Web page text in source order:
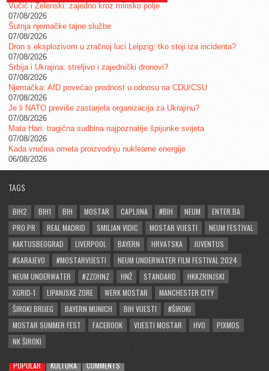
Vučić i Zelenski: zajedno kroz minsko polje
07/08/2026
Šutnja njemačke tajne službe
07/08/2026
Dron s eksplozivom u zračnoj luci Leipzig: tko stoji iza incidenta?
07/08/2026
Srbija i Ukrajina: streljivo i zajednički dronovi?
07/08/2026
Njemačka: AfD povećao prednost u odnosu na CDU/CSU
07/08/2026
Je li NATO previše zastarjela organizacija za Ukrajinu?
07/08/2026
Mata Hari: tragična sudbina najpoznatije špijunke svijeta
07/08/2026
Kada vrućina ometa proizvodnju nuklearne energije
06/08/2026
TAGS
BIH2 BIH1 BIH MOSTAR CAPLJINA #BIH NEUM
ENTER.BA
PRO.PR
REAL MADRID SMILJAN VIDIC MOSTAR VIJESTI
NEUM FESTIVAL
KAKTUSBEOGRAD
LIVERPOOL BAYERN HRVATSKA
JUVENTUS
#SARAJEVO
#MOSTARVIJESTI
NEUM UNDERWATER FILM FESTIVAL 2024
NEUM UNDERWATER
#ZZOHNZ HNŽ STANDARD
HKKZRINJSKI
XGRID-1
LIPANJSKE ZORE WERK MOSTAR
MANCHESTER CITY
ŠIROKI BRIJEG
BAYERN MUNICH BIH VIJESTI
#ŠIROKI
MOSTAR SUMMER FEST
FACEBOOK VIJESTI MOSTAR HVO
PIXMOS
NK ŠIROKI
POPULAR KULTURA COMMENTS